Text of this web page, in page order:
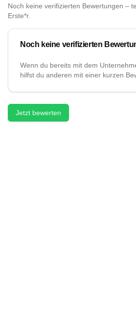
Noch keine verifizierten Bewertungen –
Erste*r.
Noch keine verifizierten
Wenn du bereits mit dem
hilfst du anderen mit einer kurzen
Jetzt bewerten